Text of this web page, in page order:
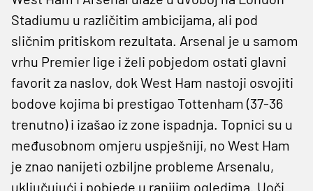
Stadiumu u različitim ambicijama, ali pod
sličnim pritiskom rezultata. Arsenal je u samom
vrhu Premier lige i želi pobjedom ostati glavni
favorit za naslov, dok West Ham nastoji osvojiti
bodove kojima bi prestigao Tottenham (37-36
trenutno) i izašao iz zone ispadnja. Topnici su u
međusobnom omjeru uspješniji, no West Ham
je znao nanijeti ozbiljne probleme Arsenalu,
uključujući i pobjede u ranijim ogledima. Uoči